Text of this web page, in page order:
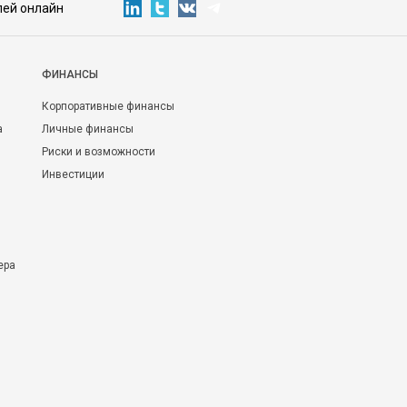
онлайн
ФИНАНСЫ
Корпоративные финансы
Личные финансы
Риски и возможности
Инвестиции